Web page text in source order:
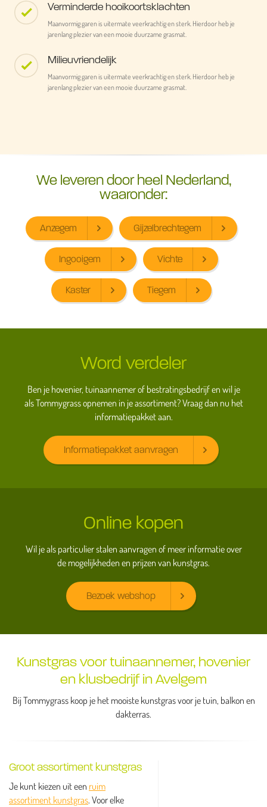
Verminderde hooikoortsklachten
Maanvormig garen is uitermate veerkrachtig en sterk. Hierdoor heb je
jarenlang plezier van een mooie duurzame grasmat.
Milieuvriendelijk
Maanvormig garen is uitermate veerkrachtig en sterk. Hierdoor heb je
jarenlang plezier van een mooie duurzame grasmat.
We leveren door heel Nederland,
waaronder:
Anzegem Gijzelbrechtegem
Ingooigem Vichte
Kaster Tiegem
Word verdeler
Ben je hovenier, tuinaannemer of bestratingsbedrijf en wil je
als Tommygrass opnemen in je assortiment? Vraag dan nu het
informatiepakket aan.
Informatiepakket aanvragen
Online kopen
Wil je als particulier stalen aanvragen of meer informatie over
de mogelijkheden en prijzen van kunstgras.
Bezoek webshop
Kunstgras voor tuinaannemer, hovenier
en klusbedrijf in Avelgem
Bij Tommygrass koop je het mooiste kunstgras voor je tuin, balkon en
dakterras.
Groot assortiment kunstgras
Je kunt kiezen uit een ruim
assortiment kunstgras. Voor elke